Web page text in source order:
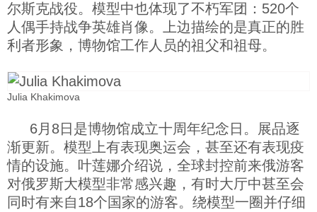
尔斯克战役。模型中也体现了不朽军团：520个
人偶手持战争英雄肖像。上边描绘的是真正的胜
利者形象，博物馆工作人员的祖父和祖母。
Julia Khakimova
6月8日是博物馆成立十周年纪念日。展品逐
渐更新。模型上有表现奥运会，甚至还有表现疫
情的设施。叶莲娜介绍说，全球封控前来俄游客
对俄罗斯大模型非常感兴趣，有时大厅中甚至会
同时有来自18个国家的游客。绕模型一圈并仔细